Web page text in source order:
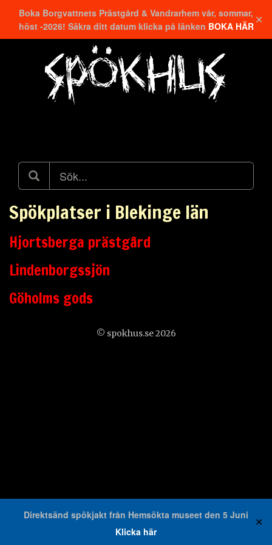
Direktsänd spökjakt från Hemsökta museet den 5 Juni
Klicka här
✕
Boka Borgvattnets Prästgård & Vandrarhem vår, sommar,
höst -2026! Säkra ditt datum klicka på länken BOKA HÄR ✕
Spökplatser i Blekinge län
Hjortsberga prästgård
Lindenborgssjön
Göholms gods
© spokhus.se 2026